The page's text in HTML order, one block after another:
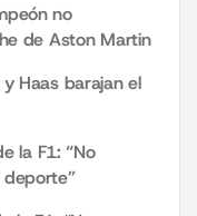
no
de Aston Martin
Haas barajan el
la F1: “No